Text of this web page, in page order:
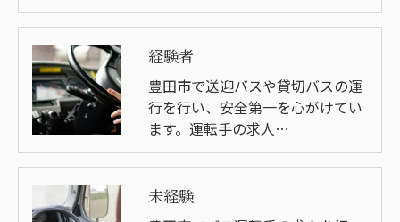
経験者
豊田市で送迎バスや貸切バスの運
行を行い、安全第一を心がけてい
ます。運転手の求人…
未経験